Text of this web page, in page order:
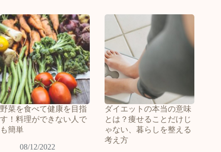
野菜を食べて健康を目指
す！料理ができない人で
も簡単
08/12/2022
ダイエットの本当の意味
とは？痩せることだけじ
ゃない、暮らしを整える
考え方